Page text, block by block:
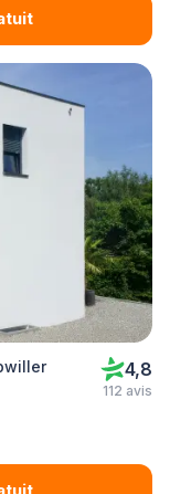
4,8
112 avis